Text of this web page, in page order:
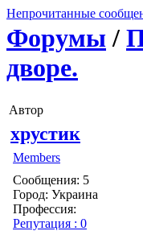
Непрочитанные
Форумы/
дворе.
Автор
хрустик
Members
Сообщения: 5
Город: Украина
Профессия:
Репутация : 0